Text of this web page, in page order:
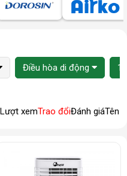
Điều hòa di động 1
Lượt xemTrao đổiĐánh giáTên